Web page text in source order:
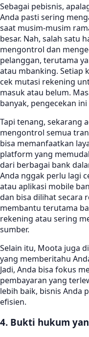
Sebagai pebisnis,
Anda pasti sering
saat musim-musim
besar. Nah, salah satu
mengontrol dan
pelanggan, terutama
atau mbanking. Setiap
cek mutasi rekening
masuk atau belum.
banyak, pengecekan
Tapi tenang, sekarang
mengontrol semua
bisa memanfaatkan
platform yang
dari berbagai bank
Anda nggak perlu lagi
atau aplikasi mobile
dan bisa dilihat secara
membantu terutama
rekening atau sering
sumber.
Selain itu, Moota juga
yang memberitahu
Jadi, Anda bisa fokus
pembayaran yang
lebih baik, bisnis Anda
efisien.
4. Bukti hukum